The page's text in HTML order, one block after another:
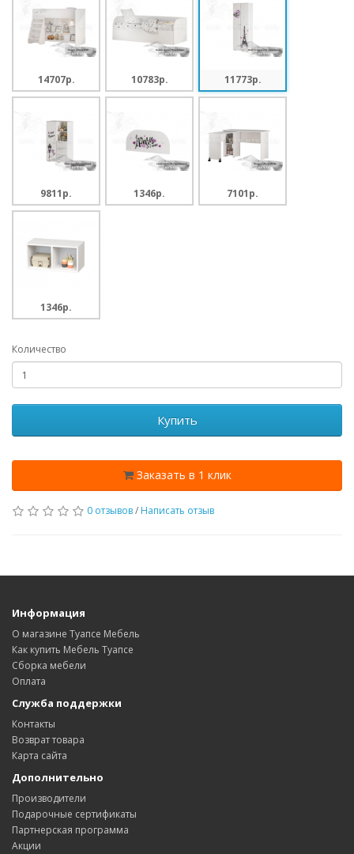
14707p. 10783p. 11773p.
9811p. 1346p. 7101p.
1346p.
Количество
Купить
Заказать в 1 клик
0 отзывов/ Написать отзыв
Информация
О магазине Туапсе Мебель
Как купить Мебель Туапсе
Сборка мебели
Оплата
Служба поддержки
Контакты
Возврат товара
Карта сайта
Дополнительно
Производители
Подарочные сертификаты
Партнерская программа
Акции